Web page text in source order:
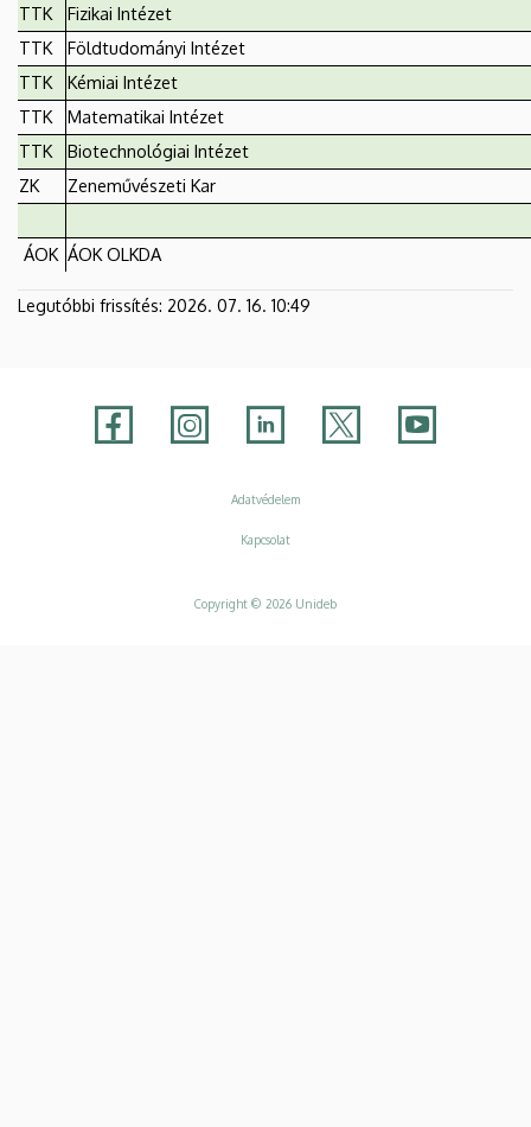
TTK
Fizikai Intézet
TTK
Földtudományi Intézet
TTK
Kémiai Intézet
TTK
Matematikai Intézet
TTK
Biotechnológiai Intézet
ZK
Zeneművészeti Kar
ÁOK ÁOK OLKDA
Legutóbbi frissítés: 2026. 07. 16. 10:49
Adatvédelem
Kapcsolat
Copyright © 2026 Unideb